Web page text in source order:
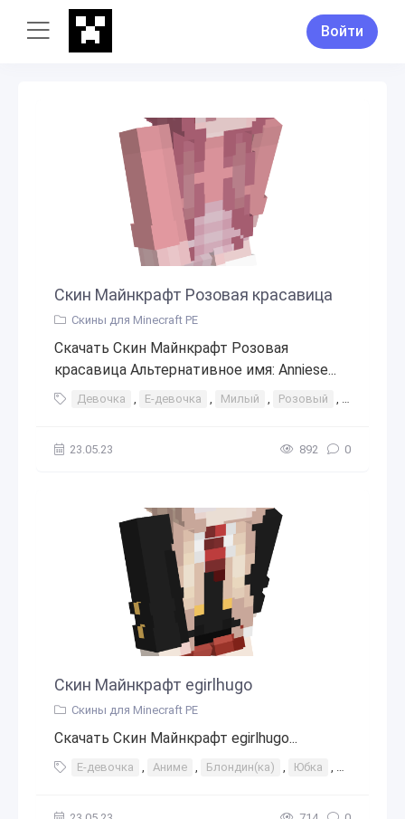
Войти
Скин Майнкрафт Розовая красавица
Скины для Minecraft PE
Скачать Скин Майнкрафт Розовая
красавица Альтернативное имя: Anniese...
Девочка , Е-девочка , Милый , Розовый , Розовые
23.05.23 892 0
Скин Майнкрафт egirlhugo
Скины для Minecraft PE
Скачать Скин Майнкрафт egirlhugo...
Е-девочка , Аниме , Блондин(ка) , Юбка , Школа